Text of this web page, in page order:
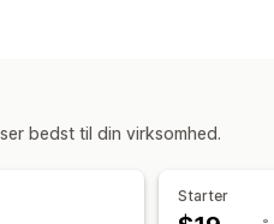
Varianter
Temaer
bedst til din virksomhed.
Starter